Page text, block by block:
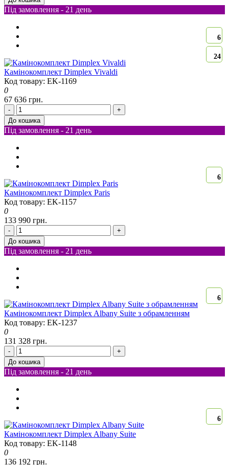
Під замовлення - 21 день
6
24
Камінокомплект Dimplex Vivaldi
Код товару: EK-1169
0
67 636 грн.
-
+
До кошика
Під замовлення - 21 день
6
Камінокомплект Dimplex Paris
Код товару: EK-1157
0
133 990 грн.
-
+
До кошика
Під замовлення - 21 день
6
Камінокомплект Dimplex Albany Suite з обрамленням
Код товару: EK-1237
0
131 328 грн.
-
+
До кошика
Під замовлення - 21 день
6
Камінокомплект Dimplex Albany Suite
Код товару: EK-1148
0
136 192 грн.